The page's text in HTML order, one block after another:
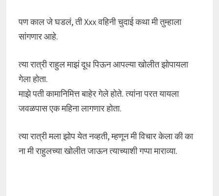
पण काल जे घडलं, ती Xxx वहिनी चुदाई कथा मी तुम्हाला
सांगणार आहे.
त्या रात्री राहुल माझं दूध पिऊन आपल्या खोलीत झोपायला
गेला होता.
माझे पती कामानिमित्त बाहेर गेले होते. त्यांना परत यायला
जवळपास एक महिना लागणार होता.
त्या रात्री मला झोप येत नव्हती, म्हणून मी विचार केला की का
ना मी राहुलच्या खोलीत जाऊन त्याच्याशी गप्पा माराव्या.